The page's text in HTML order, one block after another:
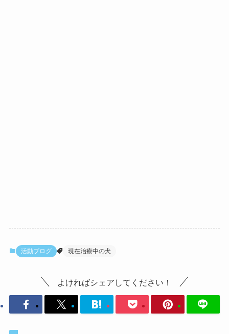
活動ブログ 現在治療中の犬
よければシェアしてください！